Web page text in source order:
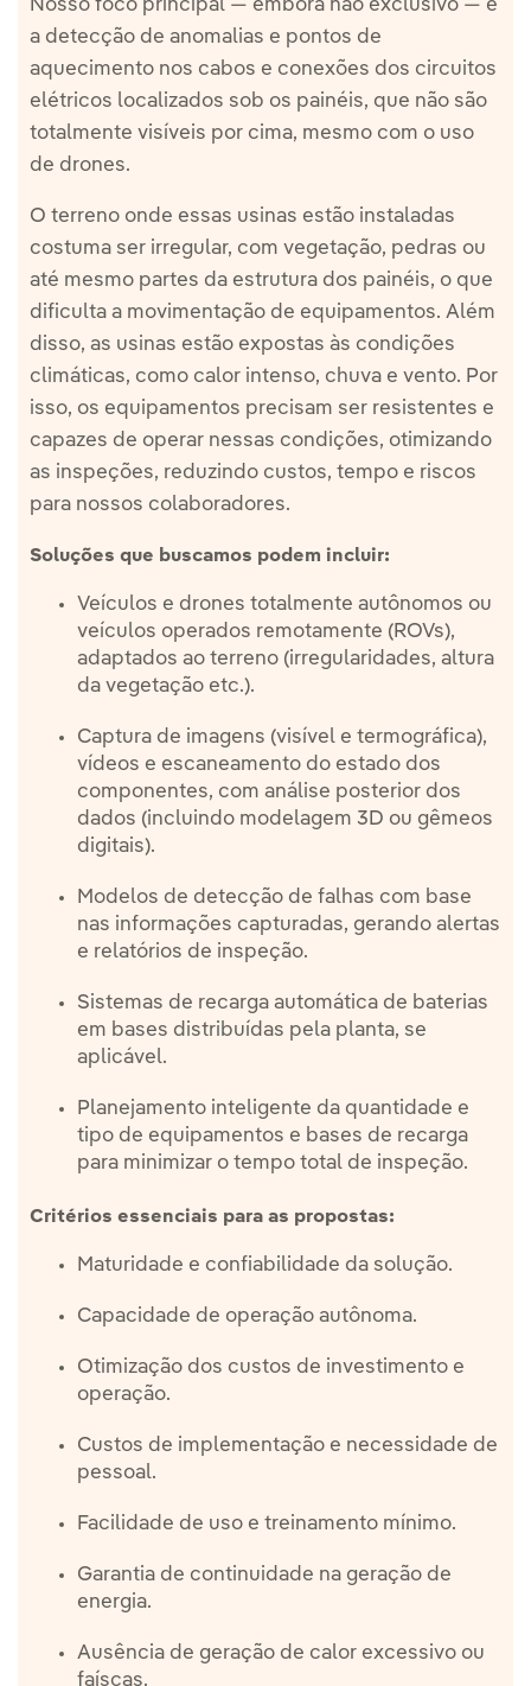
Nosso foco principal — embora não exclusivo — é
a detecção de anomalias e pontos de
aquecimento nos cabos e conexões dos circuitos
elétricos localizados sob os painéis, que não são
totalmente visíveis por cima, mesmo com o uso
de drones.
O terreno onde essas usinas estão instaladas
costuma ser irregular, com vegetação, pedras ou
até mesmo partes da estrutura dos painéis, o que
dificulta a movimentação de equipamentos. Além
disso, as usinas estão expostas às condições
climáticas, como calor intenso, chuva e vento. Por
isso, os equipamentos precisam ser resistentes e
capazes de operar nessas condições, otimizando
as inspeções, reduzindo custos, tempo e riscos
para nossos colaboradores.
Soluções que buscamos podem incluir:
Veículos e drones totalmente autônomos ou
veículos operados remotamente (ROVs),
adaptados ao terreno (irregularidades, altura
da vegetação etc.).
Captura de imagens (visível e termográfica),
vídeos e escaneamento do estado dos
componentes, com análise posterior dos
dados (incluindo modelagem 3D ou gêmeos
digitais).
Modelos de detecção de falhas com base
nas informações capturadas, gerando alertas
e relatórios de inspeção.
Sistemas de recarga automática de baterias
em bases distribuídas pela planta, se
aplicável.
Planejamento inteligente da quantidade e
tipo de equipamentos e bases de recarga
para minimizar o tempo total de inspeção.
Critérios essenciais para as propostas:
Maturidade e confiabilidade da solução.
Capacidade de operação autônoma.
Otimização dos custos de investimento e
operação.
Custos de implementação e necessidade de
pessoal.
Facilidade de uso e treinamento mínimo.
Garantia de continuidade na geração de
energia.
Ausência de geração de calor excessivo ou
faíscas.